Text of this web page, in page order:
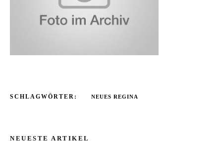
SCHLAGWÖRTER: NEUES REGINA
NEUESTE ARTIKEL